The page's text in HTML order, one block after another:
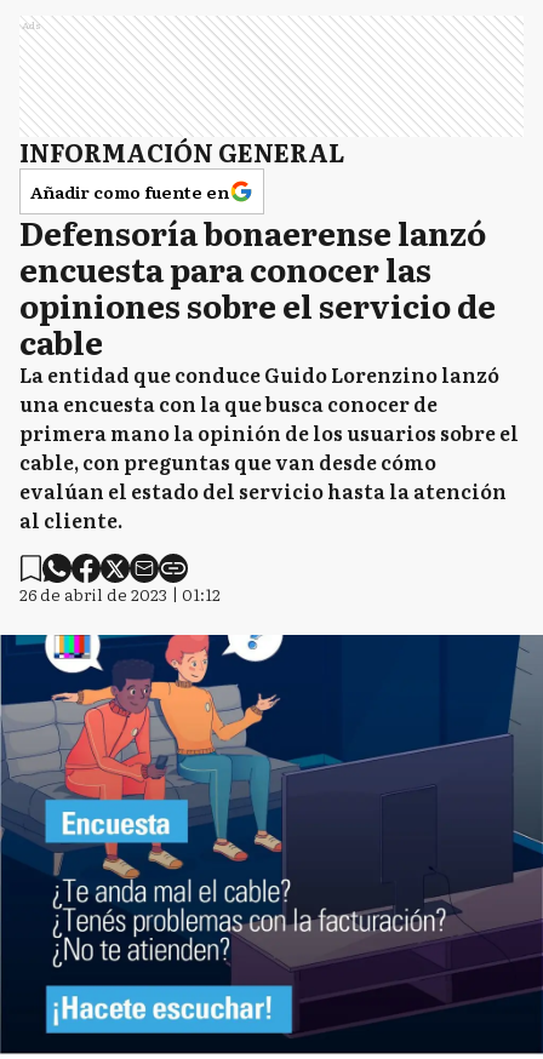
Ads
INFORMACIÓN GENERAL
Añadir como fuente en
Defensoría bonaerense lanzó
encuesta para conocer las
opiniones sobre el servicio de
cable
La entidad que conduce Guido Lorenzino lanzó
una encuesta con la que busca conocer de
primera mano la opinión de los usuarios sobre el
cable, con preguntas que van desde cómo
evalúan el estado del servicio hasta la atención
al cliente.
26 de abril de 2023 | 01:12